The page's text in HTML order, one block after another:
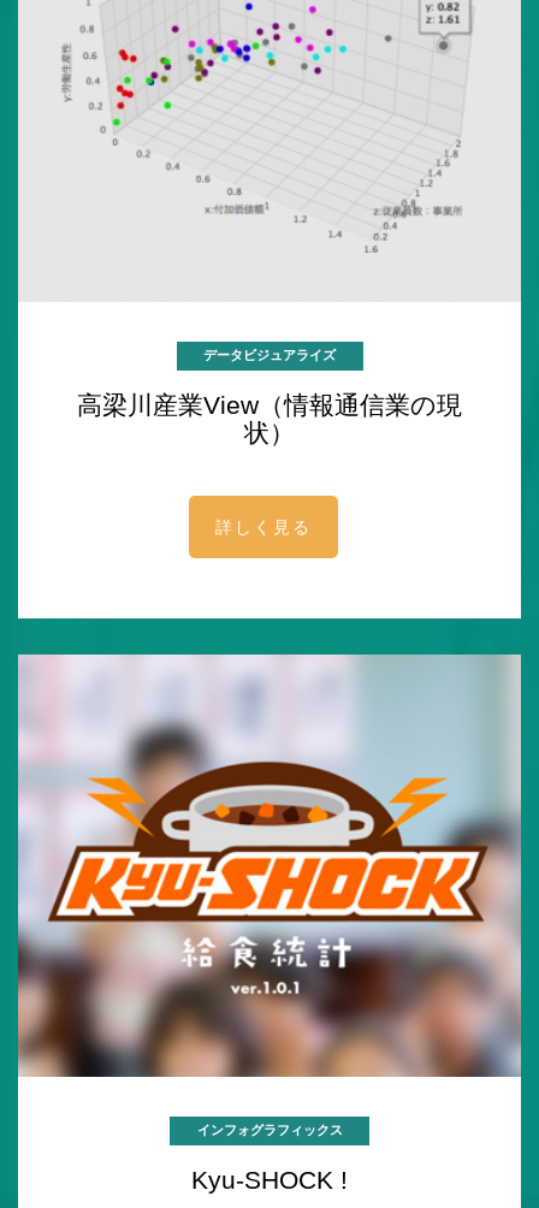
データビジュアライズ
高梁川産業View（情報通信業の現
状）
詳しく見る
インフォグラフィックス
Kyu-SHOCK !